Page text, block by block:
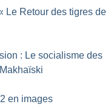
Le Retour des tigres de
: Le socialisme des
en images